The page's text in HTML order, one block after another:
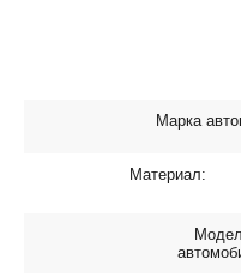
Марка
Материал: